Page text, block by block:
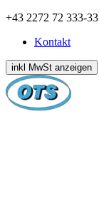
Zum
springen
+43 2272 72 333-33
Kontakt